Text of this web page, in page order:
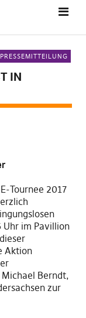
PRESSEMITTEILUNG
IN
Tournee 2017
Uhr im Pavillion
Aktion
Berndt,
zur